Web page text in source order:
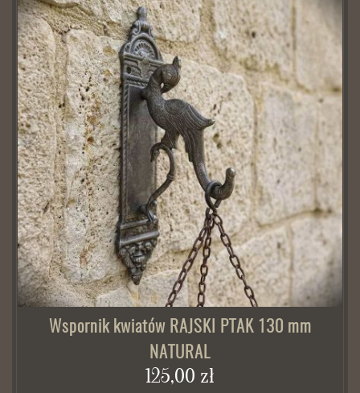
Wspornik kwiatów RAJSKI PTAK 130 mm
NATURAL
125,00 zł